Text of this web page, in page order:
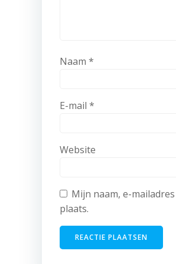
Naam *
E-mail *
Website
Mijn naam, e-
plaats.